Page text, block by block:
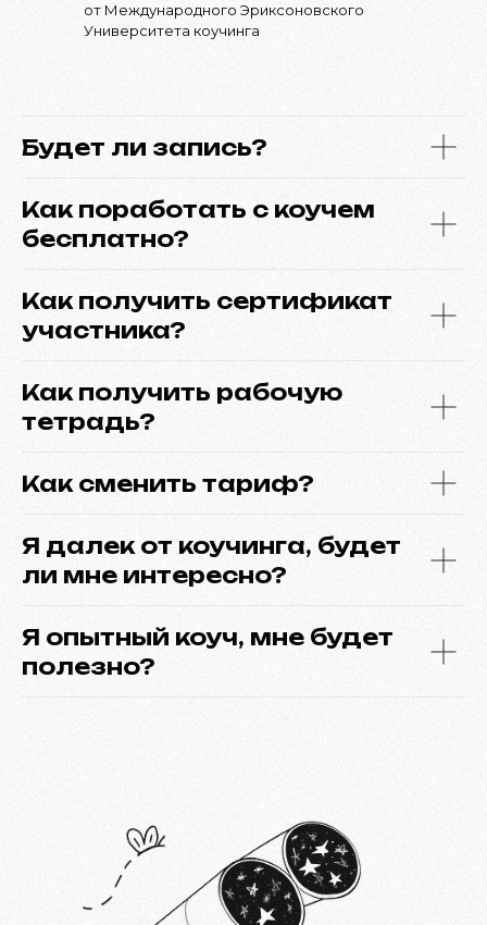
от Международного Эриксоновского
Университета коучинга
Будет ли запись?
Как поработать с коучем
бесплатно?
Как получить сертификат
участника?
Как получить рабочую
тетрадь?
Как сменить тариф?
Я далек от коучинга, будет
ли мне интересно?
Я опытный коуч, мне будет
полезно?